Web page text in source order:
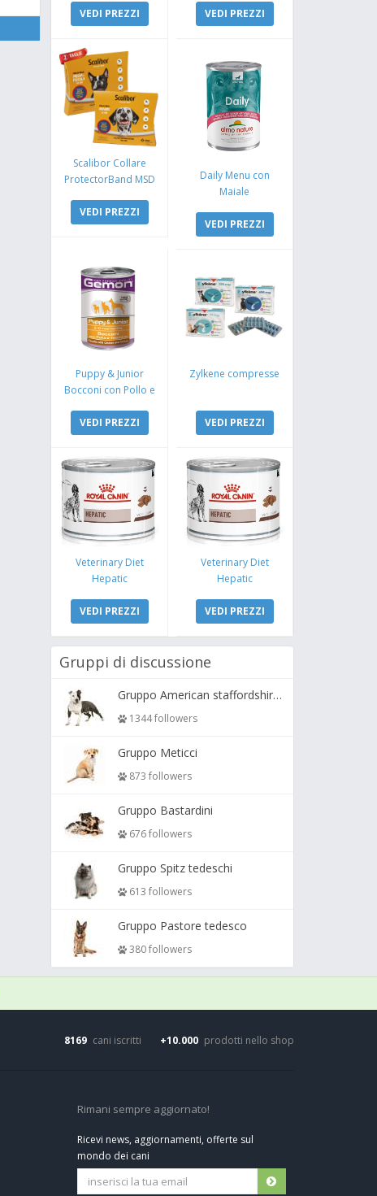
VEDI PREZZI VEDI PREZZI
Scalibor Collare
ProtectorBand MSD
VEDI PREZZI
Daily Menu con
Maiale
VEDI PREZZI
Puppy & Junior
Bocconi con Pollo e
VEDI PREZZI
Zylkene compresse
VEDI PREZZI
Veterinary Diet
Hepatic
VEDI PREZZI
Veterinary Diet
Hepatic
VEDI PREZZI
Gruppi di discussione
Gruppo American staffordshire terrier ( amstaff, amastaff )
1344 followers
Gruppo Meticci
873 followers
Gruppo Bastardini
676 followers
Gruppo Spitz tedeschi
613 followers
Gruppo Pastore tedesco
380 followers
8169 cani iscritti +10.000 prodotti nello shop
Rimani sempre aggiornato!
Ricevi news, aggiornamenti, offerte sul
mondo dei cani